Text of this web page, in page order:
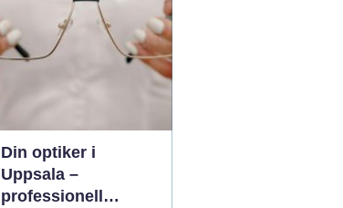
Din optiker i
Uppsala –
professionell